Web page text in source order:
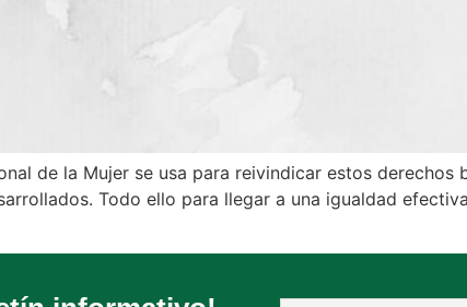
de la Mujer se usa para reivindicar estos
Todo ello para llegar a una igualdad